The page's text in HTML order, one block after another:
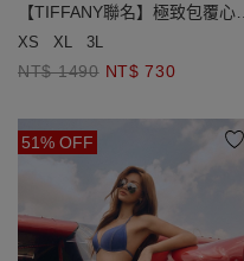
【TIFFANY聯名】極致包覆心機
鏤空美胸比基尼
XS XL 3L
NT$ 1490 NT$ 730
51% OFF